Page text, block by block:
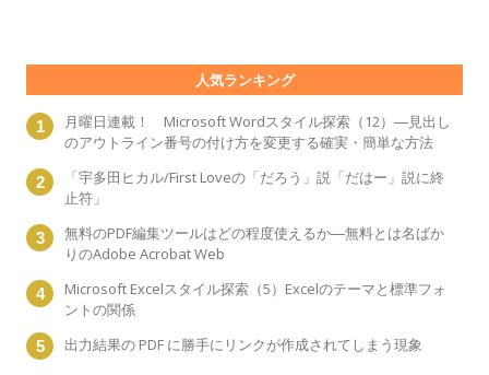
人気ランキング
月曜日連載！ Microsoft Wordスタイル探索（12）―見出し
のアウトライン番号の付け方を変更する確実・簡単な方法
「宇多田ヒカル/First Loveの「だろう」説「だはー」説に終
止符」
無料のPDF編集ツールはどの程度使えるか―無料とは名ばか
りのAdobe Acrobat Web
Microsoft Excelスタイル探索（5）Excelのテーマと標準フォ
ントの関係
出力結果の PDF に勝手にリンクが作成されてしまう現象